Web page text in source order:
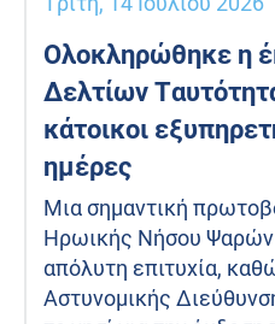
Ολοκληρώθηκε η
Δελτίων
κάτοικοι
ημέρες
Μια σημαντική
Ηρωικής Νήσου
απόλυτη επιτυχία,
Αστυνομικής